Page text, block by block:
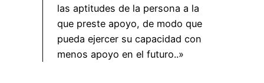
las aptitudes de la persona a la
que preste apoyo, de modo que
pueda ejercer su capacidad con
menos apoyo en el futuro..»